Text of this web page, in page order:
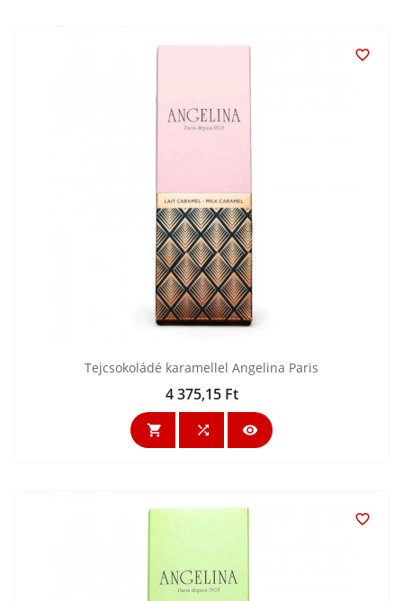

Tejcsokoládé karamellel Angelina Paris
Ár
4 375,15 Ft
  
